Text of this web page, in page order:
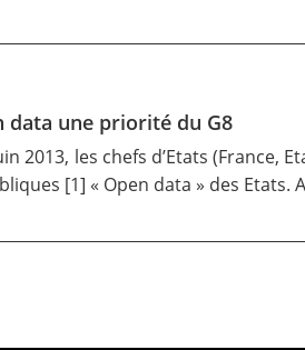
data une priorité du G8
2013, les chefs d’Etats (France,
[1] « Open data » des